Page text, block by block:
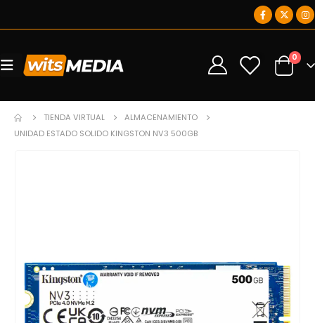
0 0
TIENDA VIRTUAL
ALMACENAMIENTO
UNIDAD ESTADO SOLIDO KINGSTON NV3 500GB